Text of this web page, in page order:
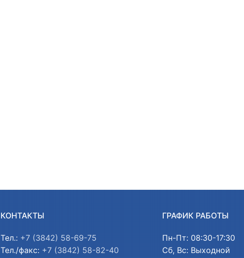
КОНТАКТЫ
Тел.:+7 (3842) 58-69-75
Тел./факс:+7 (3842) 58-82-40
ГРАФИК РАБОТЫ
Пн-Пт: 08:30-17:30
Сб, Вс: Выходной